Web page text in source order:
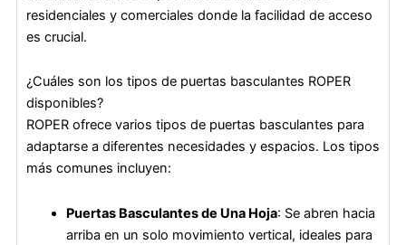
residenciales y comerciales donde la facilidad de acceso
es crucial.
¿Cuáles son los tipos de puertas basculantes ROPER
disponibles?
ROPER ofrece varios tipos de puertas basculantes para
adaptarse a diferentes necesidades y espacios. Los tipos
más comunes incluyen:
Puertas Basculantes de Una Hoja: Se abren hacia
arriba en un solo movimiento vertical, ideales para